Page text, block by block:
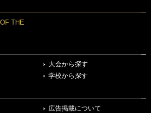
THE
大会から探す
学校から探す
広告掲載について